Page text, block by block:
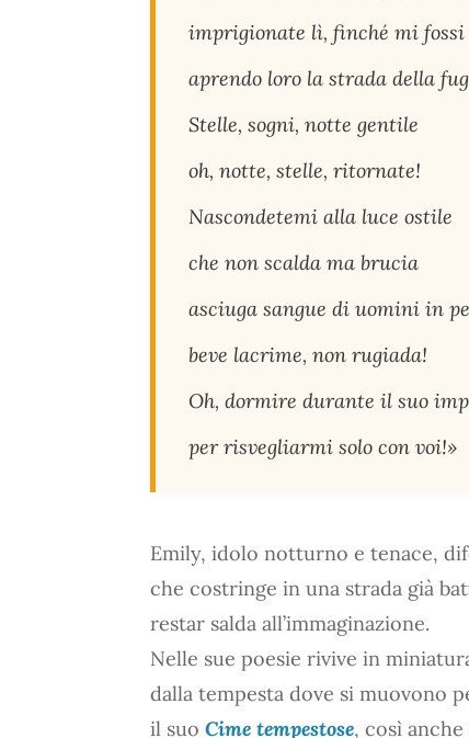
imprigionate lì, finché mi fossi
aprendo loro la strada della
Stelle, sogni, notte gentile
oh, notte, stelle, ritornate!
Nascondetemi alla luce ostile
che non scalda ma brucia
asciuga sangue di uomini in
beve lacrime, non rugiada!
Oh, dormire durante il suo
per risvegliarmi solo con voi!»
Emily, idolo notturno e tenace,
che costringe in una strada già
restar salda all’immaginazione.
Nelle sue poesie rivive in
dalla tempesta dove si muovono
il suo Cime tempestose, così anche